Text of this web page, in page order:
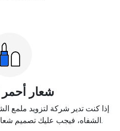
شعار أحمر
إذا كنت تدير شركة لتزويد ملمع
الشفاه، فيجب عليك تصميم شعار يحتوي على أحمر الشفاه.